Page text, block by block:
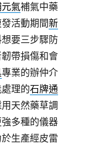
元氣補氣中藥
活動期間新
要三步驟防
帶損傷和會
專業的辦仲介
理的石牌通
天然藥草調
多種的儀器
生產經皮雷